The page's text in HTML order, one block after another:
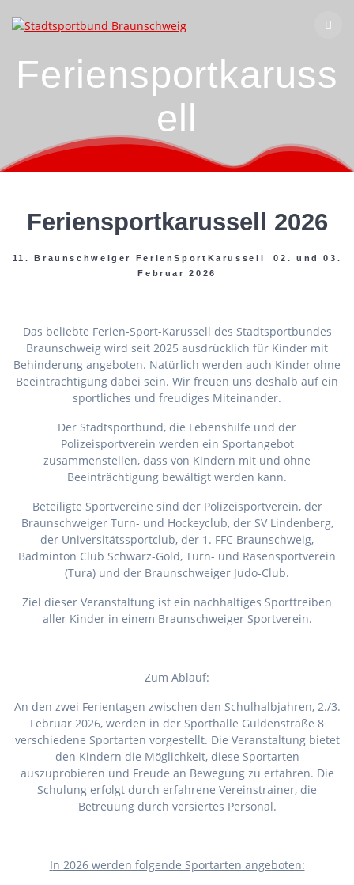
Inhalt
Feriensportkaruss
ell
Feriensportkarussell 2026
11. Braunschweiger FerienSportKarussell 02. und 03.
Februar 2026
Das beliebte Ferien-Sport-Karussell des Stadtsportbundes
Braunschweig wird seit 2025 ausdrücklich für Kinder mit
Behinderung angeboten. Natürlich werden auch Kinder ohne
Beeinträchtigung dabei sein. Wir freuen uns deshalb auf ein
sportliches und freudiges Miteinander.
Der Stadtsportbund, die Lebenshilfe und der
Polizeisportverein werden ein Sportangebot
zusammenstellen, dass von Kindern mit und ohne
Beeinträchtigung bewältigt werden kann.
Beteiligte Sportvereine sind der Polizeisportverein, der
Braunschweiger Turn- und Hockeyclub, der SV Lindenberg,
der Universitätssportclub, der 1. FFC Braunschweig,
Badminton Club Schwarz-Gold, Turn- und Rasensportverein
(Tura) und der Braunschweiger Judo-Club.
Ziel dieser Veranstaltung ist ein nachhaltiges Sporttreiben
aller Kinder in einem Braunschweiger Sportverein.
Zum Ablauf:
An den zwei Ferientagen zwischen den Schulhalbjahren, 2./3.
Februar 2026, werden in der Sporthalle Güldenstraße 8
verschiedene Sportarten vorgestellt. Die Veranstaltung bietet
den Kindern die Möglichkeit, diese Sportarten
auszuprobieren und Freude an Bewegung zu erfahren. Die
Schulung erfolgt durch erfahrene Vereinstrainer, die
Betreuung durch versiertes Personal.
In 2026 werden folgende Sportarten angeboten: